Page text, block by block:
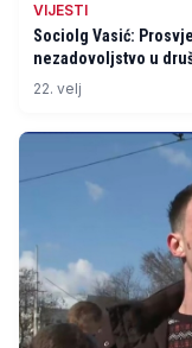
VIJESTI
Sociolg Vasić:
nezadovoljstvo u
22. velj